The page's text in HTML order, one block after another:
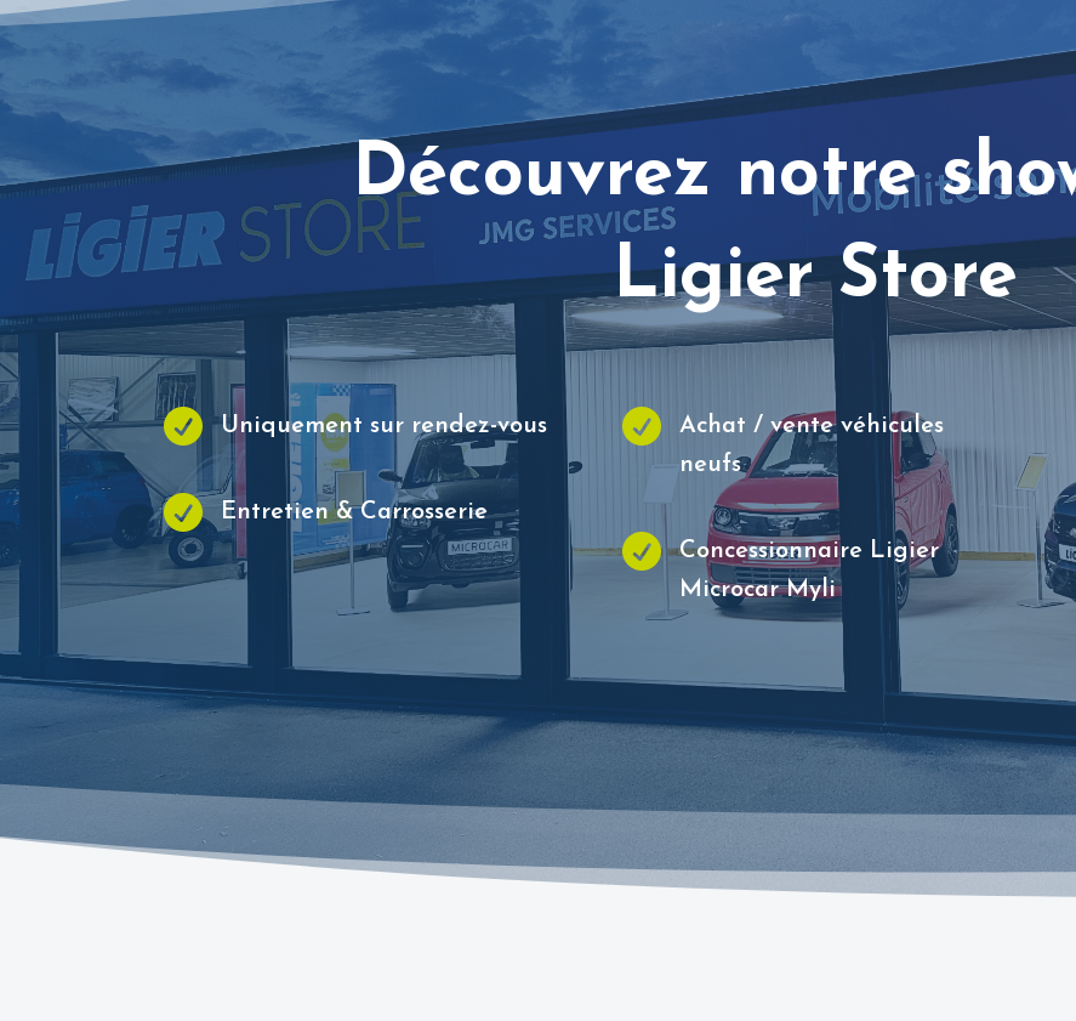
Découvrez notre
Ligier Store
 Uniquement sur rendez-vous
 Entretien & Carrosserie

Achat / vente véhicules
neufs

Concessionnaire Ligier
Microcar Myli